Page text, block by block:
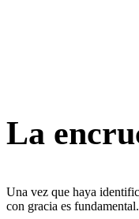
La
Una vez que haya
con gracia es